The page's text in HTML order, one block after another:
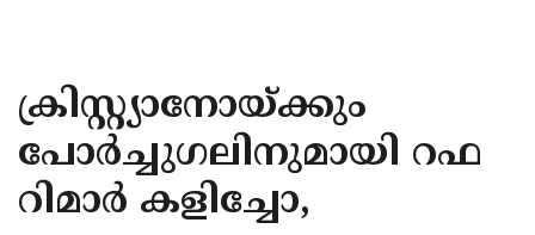
KANNUR
KASARAGOD
ക്രിസ്റ്റ്യാനോയ്ക്കും
പോര്‍ച്ചുഗലിനുമായി റഫ
റിമാര്‍ കളിച്ചോ,